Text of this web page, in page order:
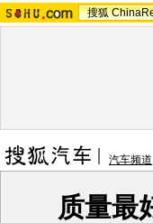
搜狐
汽车频道
质量最